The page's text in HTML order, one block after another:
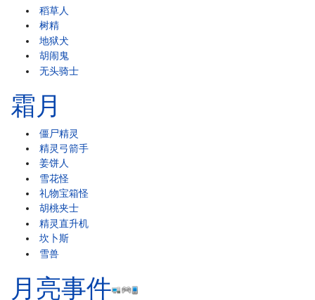
稻草人
树精
地狱犬
胡闹鬼
无头骑士
霜月
僵尸精灵
精灵弓箭手
姜饼人
雪花怪
礼物宝箱怪
胡桃夹士
精灵直升机
坎卜斯
雪兽
月亮事件